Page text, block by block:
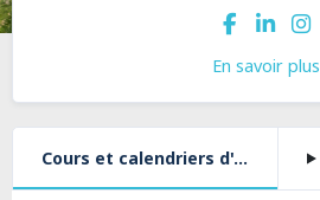
En savoir plus
Cours et calendriers d'activités